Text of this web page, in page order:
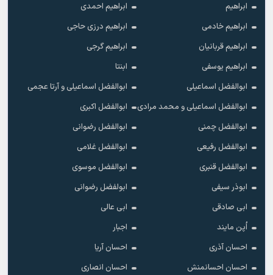
ابراهیم
ابراهیم احمدی
ابراهیم خادمی
ابراهیم درزی حاجی
ابراهیم قربانیان
ابراهیم گرجی
ابراهیم یوسفی
ابنتا
ابوالفضل اسماعیلی
ابوالفضل اسماعیلی و آرتا عجمی
ابوالفضل اسماعیلی و محمد مرادی
ابوالفضل اکبری
ابوالفضل چمنی
ابوالفضل رضوانی
ابوالفضل رفیعی
ابوالفضل غلامی
ابوالفضل قنبری
ابوالفضل موسوی
ابوذر سیفی
ابولفضل رضوانی
ابی صادقی
ابی عالی
اُپن مایند
اجبار
احسان آذری
احسان آریا
احسان احسانمنش
احسان انصاری